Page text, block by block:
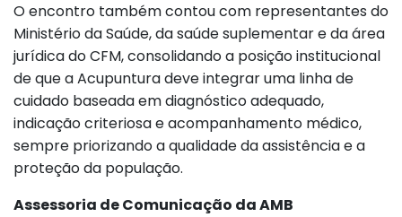
O encontro também contou com representantes do
Ministério da Saúde, da saúde suplementar e da área
jurídica do CFM, consolidando a posição institucional
de que a Acupuntura deve integrar uma linha de
cuidado baseada em diagnóstico adequado,
indicação criteriosa e acompanhamento médico,
sempre priorizando a qualidade da assistência e a
proteção da população.
Assessoria de Comunicação da AMB